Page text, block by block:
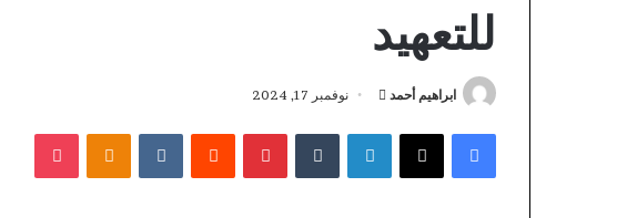
للتعهيد
ابراهيم أحمد
أرسل
إلكترونيا
نوفمبر 17, 2024
فيسبوكX لينكدإن بينتيريست بوكيت
Free